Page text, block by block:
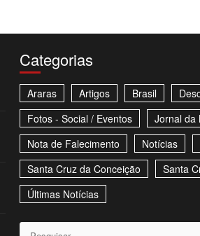
Categorias
Araras Artigos Brasil
Fotos - Social / Eventos
Jornal da
Nota de Falecimento
Notícias
Santa Cruz da Conceição
Santa
Últimas Notícias
Pesquisar